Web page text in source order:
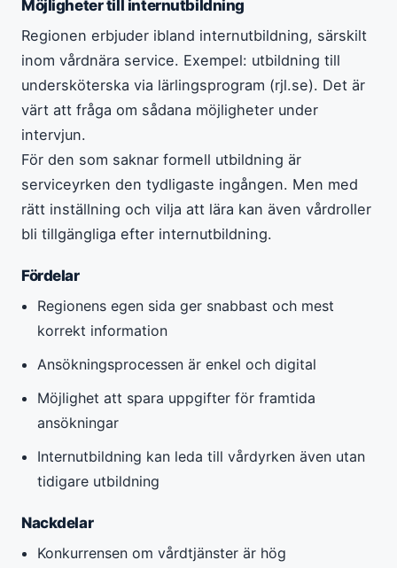
Möjligheter till internutbildning
Regionen erbjuder ibland internutbildning, särskilt
inom vårdnära service. Exempel: utbildning till
undersköterska via lärlingsprogram (rjl.se). Det är
värt att fråga om sådana möjligheter under
intervjun.
För den som saknar formell utbildning är
serviceyrken den tydligaste ingången. Men med
rätt inställning och vilja att lära kan även vårdroller
bli tillgängliga efter internutbildning.
Fördelar
Regionens egen sida ger snabbast och mest
korrekt information
Ansökningsprocessen är enkel och digital
Möjlighet att spara uppgifter för framtida
ansökningar
Internutbildning kan leda till vårdyrken även utan
tidigare utbildning
Nackdelar
Konkurrensen om vårdtjänster är hög